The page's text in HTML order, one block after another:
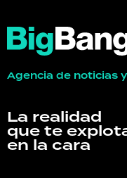
Agencia de noticias
La realidad
que te
en la cara